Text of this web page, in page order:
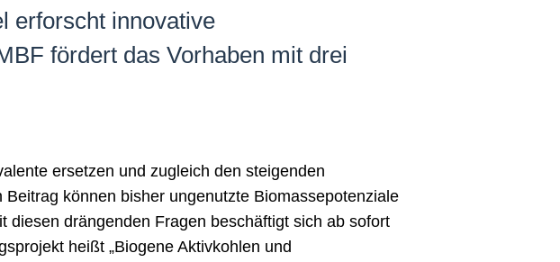
erforscht innovative
fördert das Vorhaben mit drei
ersetzen und zugleich den steigenden
können bisher ungenutzte Biomassepotenziale
drängenden Fragen beschäftigt sich ab sofort
heißt „Biogene Aktivkohlen und